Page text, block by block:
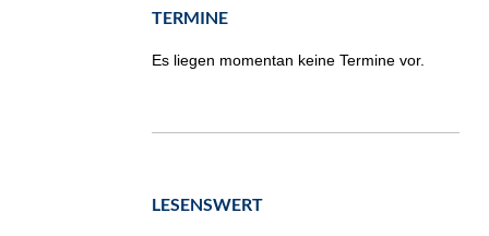
TERMINE
Es liegen momentan keine Termine vor.
LESENSWERT